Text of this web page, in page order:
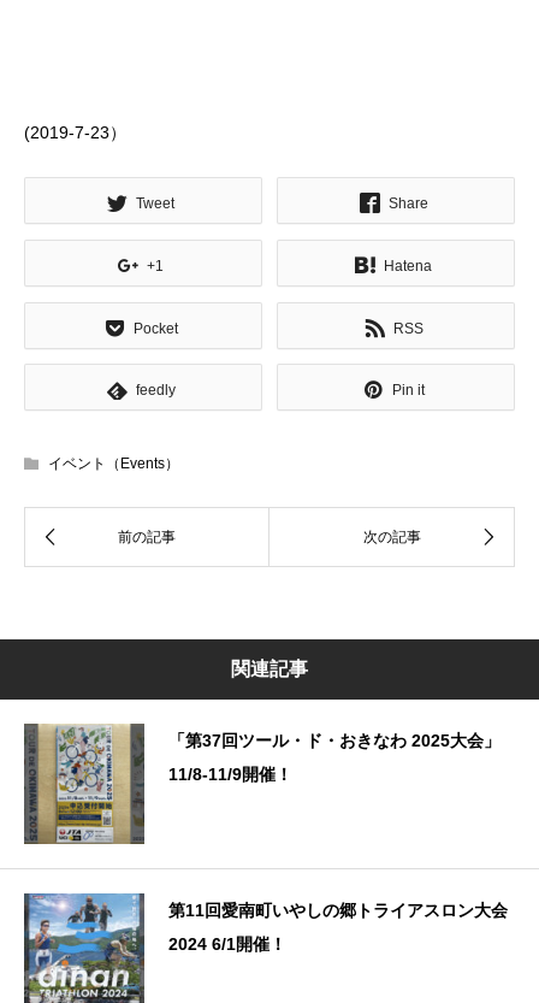
(2019-7-23）
Tweet Share
+1 Hatena
Pocket RSS
feedly Pin it
イベント（Events）
関連記事
「第37回ツール・ド・おきなわ 2025大会」
11/8-11/9開催！
第11回愛南町いやしの郷トライアスロン大会
2024 6/1開催！